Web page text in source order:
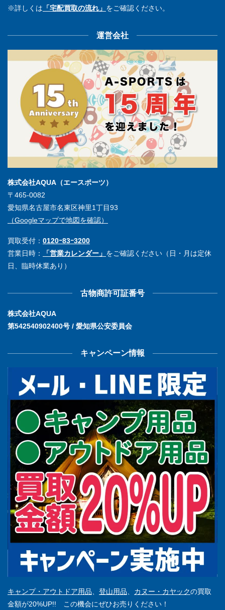
※詳しくは 「宅配買取の流れ」 をご確認ください。
運営会社
株式会社AQUA（エースポーツ）
〒465-0082
愛知県名古屋市名東区神里1丁目93
（Googleマップで地図を確認）
買取受付： 0120ｰ83ｰ3200
営業日時：
「営業カレンダー」 をご確認ください（日・月は定休
日、臨時休業あり）
古物商許可証番号
株式会社AQUA
第542540902400号 / 愛知県公安委員会
キャンペーン情報
キャンプ・アウトドア用品 登山用品 カヌー・カヤックの買取
金額が20%UP!! この機会にぜひお売りください！